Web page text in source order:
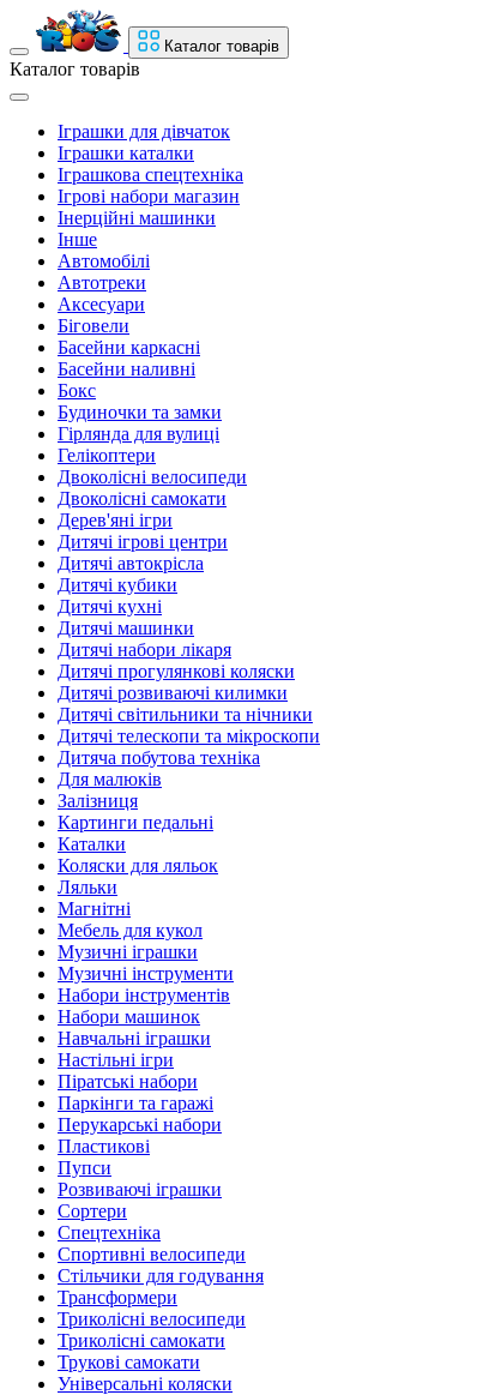
Каталог товарів
Каталог товарів
Іграшки для дівчаток
Іграшки каталки
Іграшкова спецтехніка
Ігрові набори магазин
Інерційні машинки
Інше
Автомобілі
Автотреки
Аксесуари
Біговели
Басейни каркасні
Басейни наливні
Бокс
Будиночки та замки
Гірлянда для вулиці
Гелікоптери
Двоколісні велосипеди
Двоколісні самокати
Дерев'яні ігри
Дитячі ігрові центри
Дитячі автокрісла
Дитячі кубики
Дитячі кухні
Дитячі машинки
Дитячі набори лікаря
Дитячі прогулянкові коляски
Дитячі розвиваючі килимки
Дитячі світильники та нічники
Дитячі телескопи та мікроскопи
Дитяча побутова техніка
Для малюків
Залізниця
Картинги педальні
Каталки
Коляски для ляльок
Ляльки
Магнітні
Мебель для кукол
Музичні іграшки
Музичні інструменти
Набори інструментів
Набори машинок
Навчальні іграшки
Настільні ігри
Піратські набори
Паркінги та гаражі
Перукарські набори
Пластикові
Пупси
Розвиваючі іграшки
Сортери
Спецтехніка
Спортивні велосипеди
Стільчики для годування
Трансформери
Триколісні велосипеди
Триколісні самокати
Трукові самокати
Універсальні коляски